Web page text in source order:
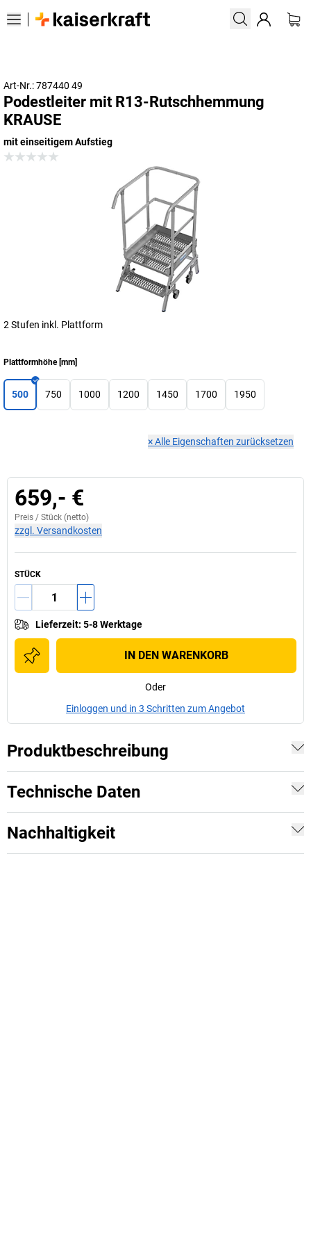
Art-Nr.: 787440 49
Podestleiter mit R13-Rutschhemmung
KRAUSE
mit einseitigem Aufstieg
2 Stufen inkl. Plattform
Plattformhöhe[mm]
500 750 1000 1200 1450 1700 1950
×Alle Eigenschaften zurücksetzen
659,- €
Preis / Stück (netto)
zzgl. Versandkosten
STÜCK
Lieferzeit: 5-8 Werktage
IN DEN WARENKORB
Oder
Einloggen und in 3 Schritten zum Angebot
Produktbeschreibung
Technische Daten
Nachhaltigkeit